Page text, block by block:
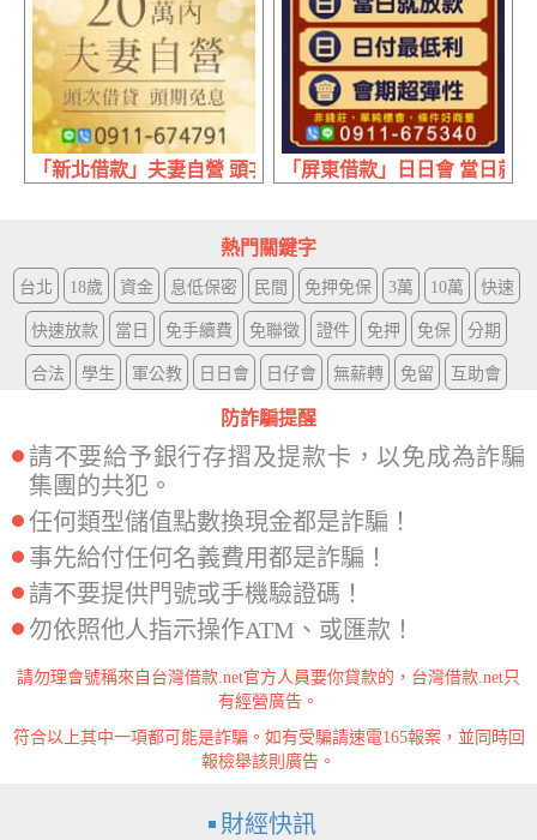
「新北借款」夫妻自營 頭次借貸 | 20萬內 頭期免息
「屏東借款」日日會 當日就
熱門關鍵字
台北 18歲 資金 息低保密 民間 免押免保 3萬 10萬 快速
快速放款 當日 免手續費 免聯徵 證件 免押 免保 分期
合法 學生 軍公教 日日會 日仔會 無薪轉 免留 互助會
防詐騙提醒
請不要給予銀行存摺及提款卡，以免成為詐騙
集團的共犯。
任何類型儲值點數換現金都是詐騙！
事先給付任何名義費用都是詐騙！
請不要提供門號或手機驗證碼！
勿依照他人指示操作ATM、或匯款！
請勿理會號稱來自台灣借款.net官方人員要你貸款的，台灣借款.net只
有經營廣告。
符合以上其中一項都可能是詐騙。如有受騙請速電165報案，並同時回
報檢舉該則廣告。
財經快訊